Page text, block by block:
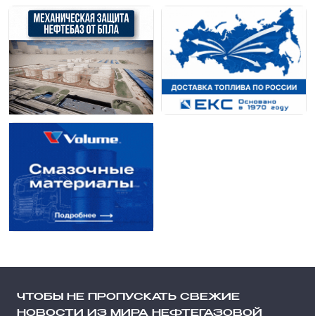
ЧТОБЫ НЕ ПРОПУСКАТЬ СВЕЖИЕ
НОВОСТИ ИЗ МИРА НЕФТЕГАЗОВОЙ